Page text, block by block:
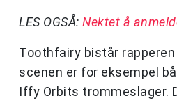
LES OGSÅ: Nektet å
Toothfairy bistår
scenen er for eksempel
Iffy Orbits trommeslager.